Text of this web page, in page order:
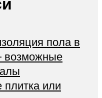
пола в
возможные
плитка или